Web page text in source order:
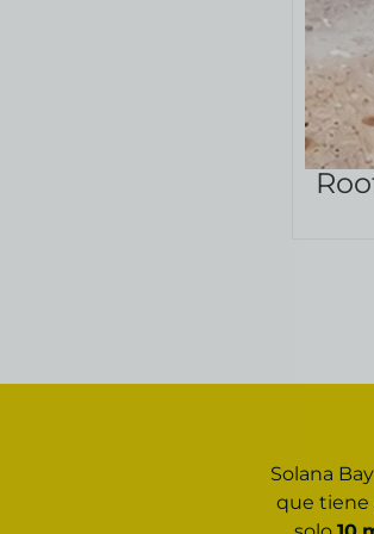
Solana
que tiene